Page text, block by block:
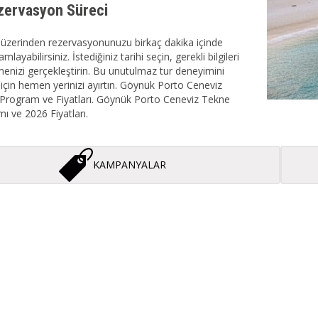
Süreci
rezervasyonunuzu birkaç dakika içinde
İstediğiniz tarihi seçin, gerekli bilgileri
gerçekleştirin. Bu unutulmaz tur deneyimini
hemen yerinizi ayırtın. Göynük Porto Ceneviz
ve Fiyatları. Göynük Porto Ceneviz Tekne
ve 2026 Fiyatları.
KAMPANYALAR